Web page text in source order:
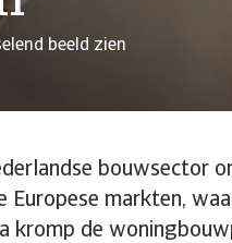
beeld zien
bouwsector
Europese markten,
kromp de